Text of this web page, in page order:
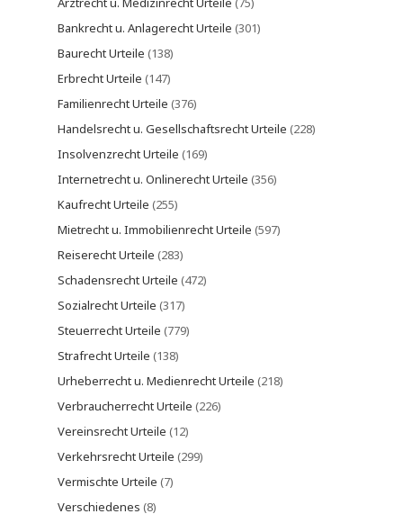
Bankrecht u. Anlagerecht Urteile (301)
Baurecht Urteile (138)
Erbrecht Urteile (147)
Familienrecht Urteile (376)
Handelsrecht u. Gesellschaftsrecht Urteile (228)
Insolvenzrecht Urteile (169)
Internetrecht u. Onlinerecht Urteile (356)
Kaufrecht Urteile (255)
Mietrecht u. Immobilienrecht Urteile (597)
Reiserecht Urteile (283)
Schadensrecht Urteile (472)
Sozialrecht Urteile (317)
Steuerrecht Urteile (779)
Strafrecht Urteile (138)
Urheberrecht u. Medienrecht Urteile (218)
Verbraucherrecht Urteile (226)
Vereinsrecht Urteile (12)
Verkehrsrecht Urteile (299)
Vermischte Urteile (7)
Verschiedenes (8)